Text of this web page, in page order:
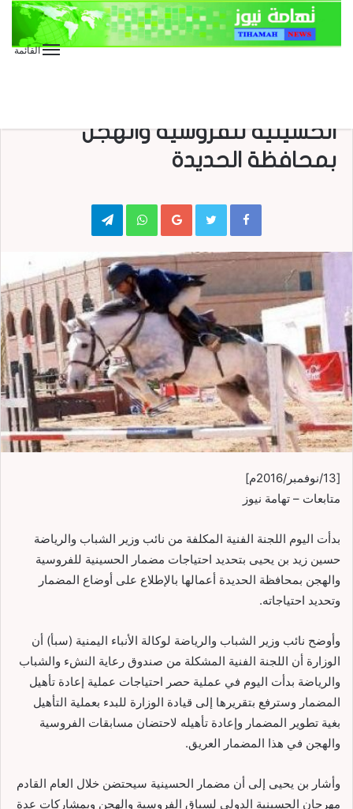
القائمة
الحسينية للفروسية والهجن
بمحافظة الحديدة
Google+
WhatsApp
Telegram
[13/نوفمبر/2016م]
متابعات – تهامة نيوز
بدأت اليوم اللجنة الفنية المكلفة من نائب وزير الشباب والرياضة
حسين زيد بن يحيى بتحديد احتياجات مضمار الحسينية للفروسية
والهجن بمحافظة الحديدة أعمالها بالإطلاع على أوضاع المضمار
وتحديد احتياجاته.
وأوضح نائب وزير الشباب والرياضة لوكالة الأنباء اليمنية (سبأ) أن
الوزارة أن اللجنة الفنية المشكلة من صندوق رعاية النشء والشباب
والرياضة بدأت اليوم في عملية حصر احتياجات عملية إعادة تأهيل
المضمار وسترفع بتقريرها إلى قيادة الوزارة للبدء بعملية التأهيل
بغية تطوير المضمار وإعادة تأهيله لاحتضان مسابقات الفروسية
والهجن في هذا المضمار العريق.
وأشار بن يحيى إلى أن مضمار الحسينية سيحتضن خلال العام القادم
مهرجان الحسينية الدولي لسباق الفروسية والهجن وبمشاركات عدة